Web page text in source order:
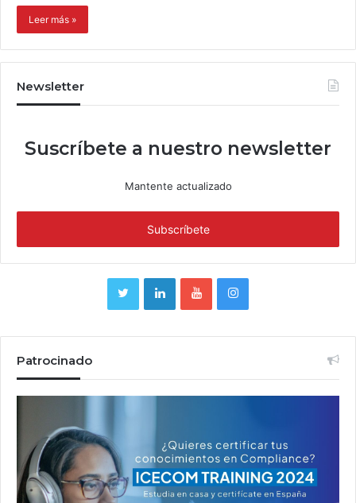
Leer más »
Newsletter
Suscríbete a nuestro newsletter
Mantente actualizado
Patrocinado